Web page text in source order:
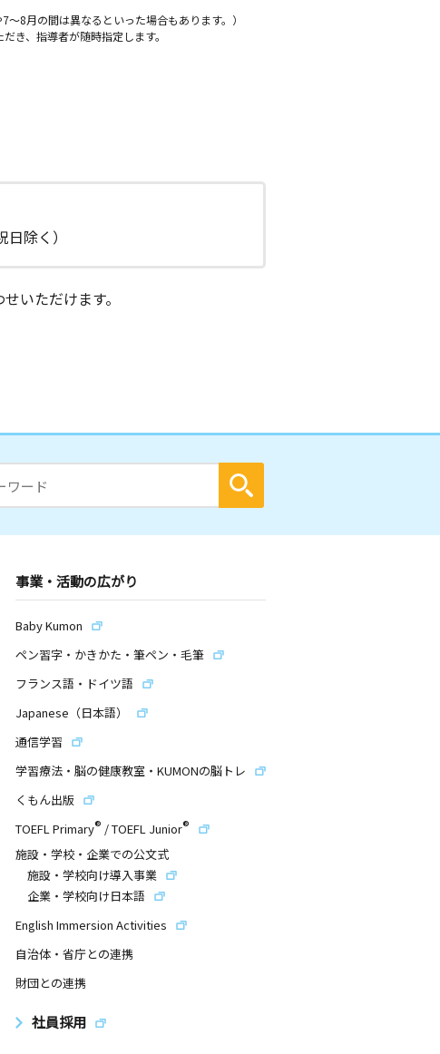
8月の間は異なるといった場合もあります。）
き、指導者が随時指定します。
除く）
いただけます。
事業・活動の広がり
Baby Kumon
ペン習字・かきかた・筆ペン・毛筆
フランス語・ドイツ語
Japanese（日本語）
通信学習
学習療法・脳の健康教室・KUMONの脳トレ
くもん出版
TOEFL Primary® /TOEFL Junior®
施設・学校・企業での公文式
施設・学校向け導入事業
企業・学校向け日本語
English Immersion Activities
自治体・省庁との連携
財団との連携
社員採用